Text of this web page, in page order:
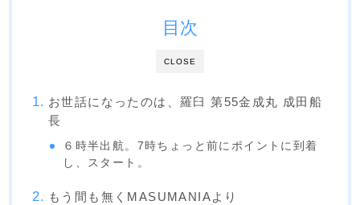
CLOSE
目次
お世話になったのは、羅臼 第55金成丸 成田船
長
６時半出航。7時ちょっと前にポイントに到着
し、スタート。
もう間も無くMASUMANIAより